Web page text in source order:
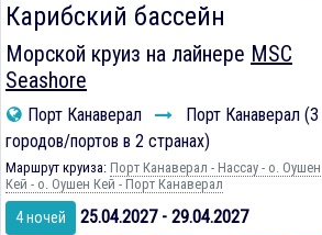
Карибский бассейн
Морской круиз на лайнере MSC
Seashore
Порт Канаверал
Порт Канаверал (3
городов/портов в 2 странах)
Маршрут круиза: Порт Канаверал - Нассау - о. Оушен
Кей - о. Оушен Кей - Порт Канаверал
4 ночей 25.04.2027 - 29.04.2027